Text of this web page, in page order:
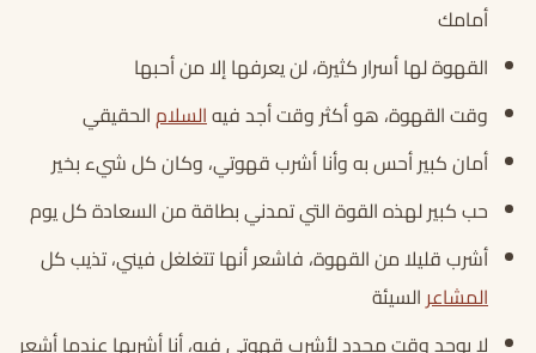
أمامك
القهوة لها أسرار كثيرة، لن يعرفها إلا من أحبها
وقت القهوة، هو أكثر وقت أجد فيهالسلامالحقيقي
أمان كبير أحس به وأنا أشرب قهوتي، وكان كل شيء بخير
حب كبير لهذه القوة التي تمدني بطاقة من السعادة كل يوم
أشرب قليلا من القهوة، فاشعر أنها تتغلغل فيني، تذيب كل
المشاعرالسيئة
لا يوجد وقت محدد لأشرب قهوتي فيه، أنا أشربها عندما أشعر